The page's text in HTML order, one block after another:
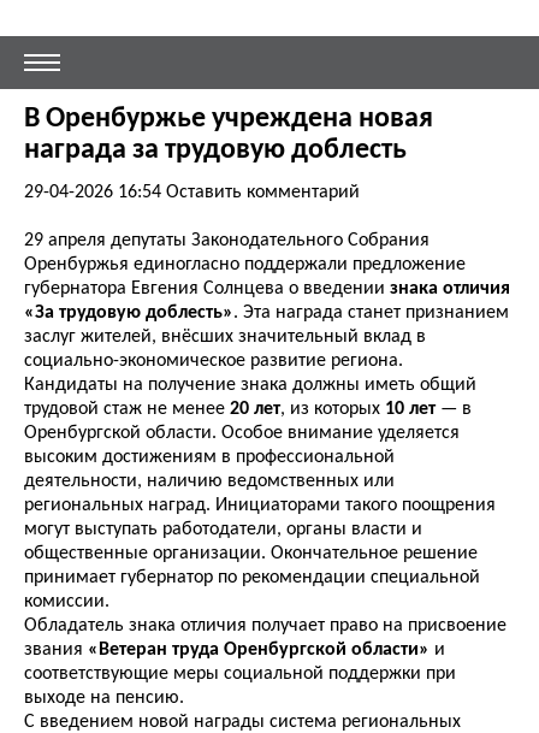
В Оренбуржье учреждена новая
награда за трудовую доблесть
29-04-2026 16:54 Оставить комментарий
29 апреля депутаты Законодательного Собрания
Оренбуржья единогласно поддержали предложение
губернатора Евгения Солнцева о введении знака отличия
«За трудовую доблесть». Эта награда станет признанием
заслуг жителей, внёсших значительный вклад в
социально-экономическое развитие региона.
Кандидаты на получение знака должны иметь общий
трудовой стаж не менее 20 лет, из которых 10 лет— в
Оренбургской области. Особое внимание уделяется
высоким достижениям в профессиональной
деятельности, наличию ведомственных или
региональных наград. Инициаторами такого поощрения
могут выступать работодатели, органы власти и
общественные организации. Окончательное решение
принимает губернатор по рекомендации специальной
комиссии.
Обладатель знака отличия получает право на присвоение
звания «Ветеран труда Оренбургской области» и
соответствующие меры социальной поддержки при
выходе на пенсию.
С введением новой награды система региональных